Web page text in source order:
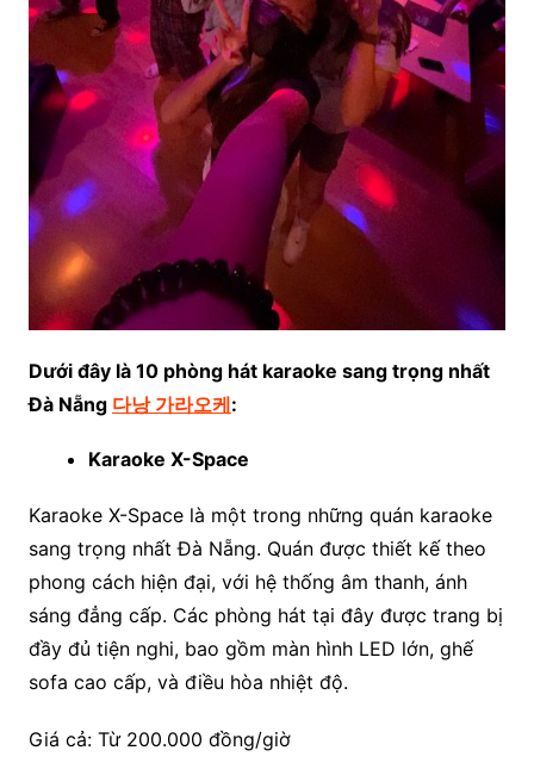
Dưới đây là 10 phòng hát karaoke sang trọng nhất
Đà Nẵng 다낭 가라오케:
Karaoke X-Space
Karaoke X-Space là một trong những quán karaoke
sang trọng nhất Đà Nẵng. Quán được thiết kế theo
phong cách hiện đại, với hệ thống âm thanh, ánh
sáng đẳng cấp. Các phòng hát tại đây được trang bị
đầy đủ tiện nghi, bao gồm màn hình LED lớn, ghế
sofa cao cấp, và điều hòa nhiệt độ.
Giá cả: Từ 200.000 đồng/giờ